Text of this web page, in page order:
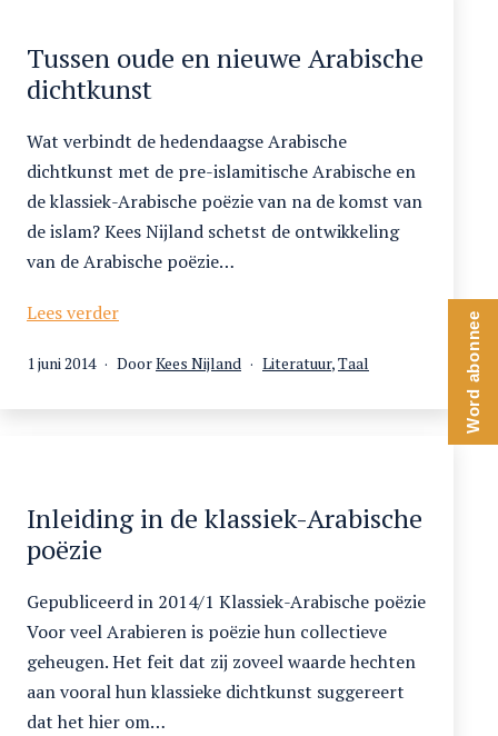
Tussen oude en nieuwe Arabische
dichtkunst
Wat verbindt de hedendaagse Arabische
dichtkunst met de pre-islamitische Arabische en
de klassiek-Arabische poëzie van na de komst van
de islam? Kees Nijland schetst de ontwikkeling
van de Arabische poëzie…
Lees verderTussen
en
Gepubliceerd
1 juni 2014 DoorKees Nijland
Gecategoriseerd
Literatuur,Taal
Inleiding in de klassiek-Arabische
poëzie
Gepubliceerd in 2014/1 Klassiek-Arabische poëzie
Voor veel Arabieren is poëzie hun collectieve
geheugen. Het feit dat zij zoveel waarde hechten
aan vooral hun klassieke dichtkunst suggereert
dat het hier om…
Word abonnee